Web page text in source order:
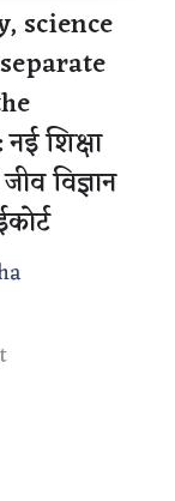
science
शिक्षा
विज्ञान